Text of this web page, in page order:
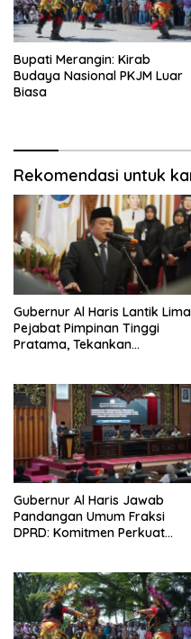
Bupati Merangin: Kirab
Budaya Nasional PKJM Luar
Biasa
Rekomendasi untuk
Gubernur Al Haris Lantik Lima
Pejabat Pimpinan Tinggi
Pratama, Tekankan
Integritas
Gubernur Al Haris Jawab
Pandangan Umum Fraksi
DPRD: Komitmen Perkuat